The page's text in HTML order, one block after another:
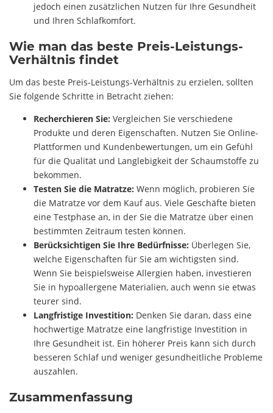
jedoch einen zusätzlichen Nutzen für Ihre Gesundheit
und Ihren Schlafkomfort.
Wie man das beste Preis-Leistungs-
Verhältnis findet
Um das beste Preis-Leistungs-Verhältnis zu erzielen, sollten
Sie folgende Schritte in Betracht ziehen:
Recherchieren Sie: Vergleichen Sie verschiedene
Produkte und deren Eigenschaften. Nutzen Sie Online-
Plattformen und Kundenbewertungen, um ein Gefühl
für die Qualität und Langlebigkeit der Schaumstoffe zu
bekommen.
Testen Sie die Matratze: Wenn möglich, probieren Sie
die Matratze vor dem Kauf aus. Viele Geschäfte bieten
eine Testphase an, in der Sie die Matratze über einen
bestimmten Zeitraum testen können.
Berücksichtigen Sie Ihre Bedürfnisse: Überlegen Sie,
welche Eigenschaften für Sie am wichtigsten sind.
Wenn Sie beispielsweise Allergien haben, investieren
Sie in hypoallergene Materialien, auch wenn sie etwas
teurer sind.
Langfristige Investition: Denken Sie daran, dass eine
hochwertige Matratze eine langfristige Investition in
Ihre Gesundheit ist. Ein höherer Preis kann sich durch
besseren Schlaf und weniger gesundheitliche Probleme
auszahlen.
Zusammenfassung